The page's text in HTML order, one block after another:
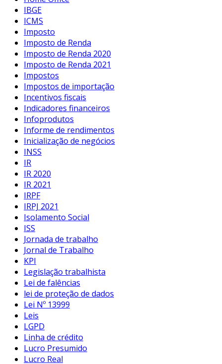
IBGE
ICMS
Imposto
Imposto de Renda
Imposto de Renda 2020
Imposto de Renda 2021
Impostos
Impostos de importação
Incentivos fiscais
Indicadores financeiros
Infoprodutos
Informe de rendimentos
Inicialização de negócios
INSS
IR
IR 2020
IR 2021
IRPF
IRPJ 2021
Isolamento Social
ISS
Jornada de trabalho
Jornal de Trabalho
KPI
Legislação trabalhista
Lei de falências
lei de proteção de dados
Lei Nº 13999
Leis
LGPD
Linha de crédito
Lucro Presumido
Lucro Real